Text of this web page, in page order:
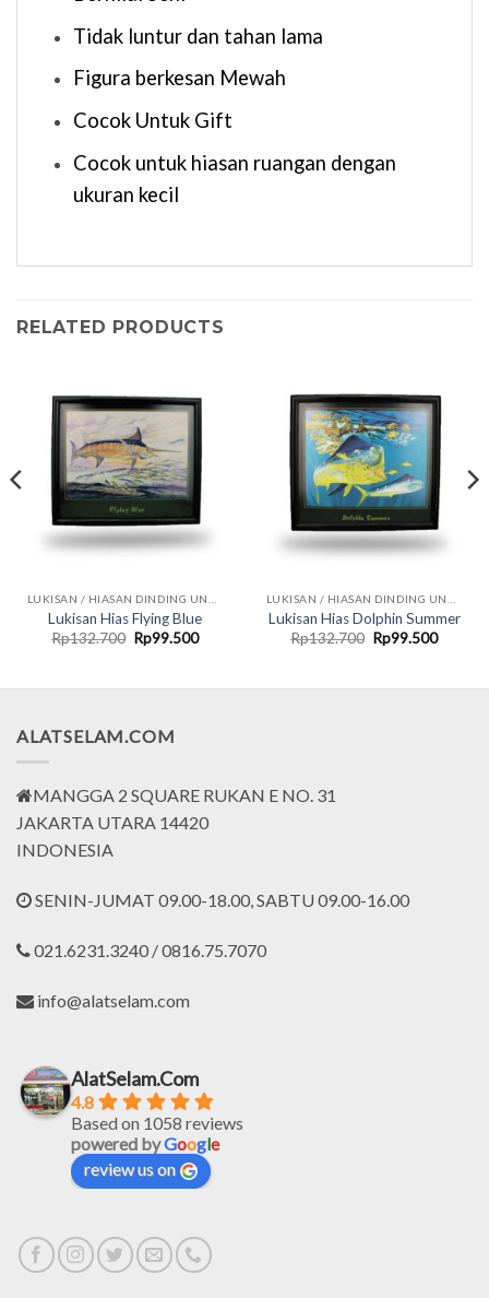
Tidak luntur dan tahan lama
Figura berkesan Mewah
Cocok Untuk Gift
Cocok untuk hiasan ruangan dengan
ukuran kecil
RELATED PRODUCTS
Lukisan Hias Flying Blue
Rp132.700 Original
price
Rp99.500Current
Lukisan Hias Dolphin Summer
Rp132.700 Original
price
Rp99.500Current
ALATSELAM.COM
MANGGA 2 SQUARE RUKAN E NO. 31
JAKARTA UTARA 14420
INDONESIA
SENIN-JUMAT 09.00-18.00, SABTU 09.00-16.00
021.6231.3240 / 0816.75.7070
info@alatselam.com
AlatSelam.Com
4.8
Based on 1058 reviews
powered byGoogle
review us on